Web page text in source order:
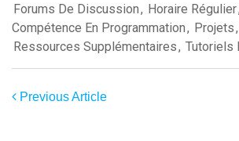
Forums De Discussion, Horaire Régulier,
Compétence En Programmation, Projets,
Ressources Supplémentaires, Tutoriels
Previous Article